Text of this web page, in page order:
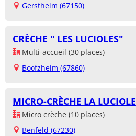
Gerstheim (67150)
CRÈCHE " LES LUCIOLES"
Multi-accueil (30 places)
Boofzheim (67860)
MICRO-CRÈCHE LA LUCIOLE
Micro crèche (10 places)
Benfeld (67230)